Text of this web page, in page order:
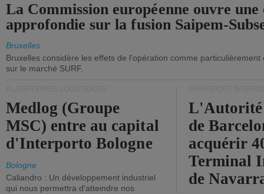
La Commission européenne ouvre une
approfondie sur la fusion Saipem-
Bruxelles
Bruxelles considère les effets de l'opération comme
sur le marché SURF.
Medlog (Groupe
MSC) entre au capital
d'Interporto Bologne
Bologne
Caliandro : Un développement industriel
qui nous permettra d'atteindre nos
de
acquérir
Terminal
de